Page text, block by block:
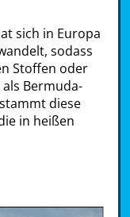
sich in Europa
sodass
Stoffen oder
Bermuda-
diese
in heißen